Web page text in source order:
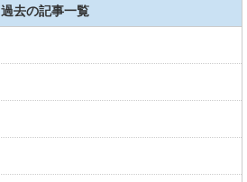
過去の記事一覧